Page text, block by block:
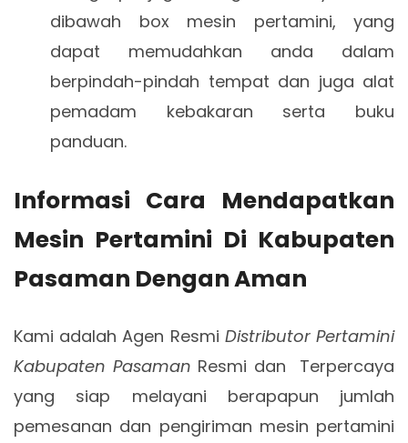
dibawah box mesin pertamini, yang
dapat memudahkan anda dalam
berpindah-pindah tempat dan juga alat
pemadam kebakaran serta buku
panduan.
Informasi Cara Mendapatkan
Mesin Pertamini Di Kabupaten
Pasaman Dengan Aman
Kami adalah Agen Resmi Distributor Pertamini
Kabupaten Pasaman Resmi dan Terpercaya
yang siap melayani berapapun jumlah
pemesanan dan pengiriman mesin pertamini